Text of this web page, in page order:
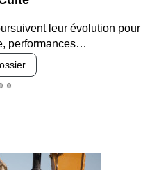
Entre circulation,